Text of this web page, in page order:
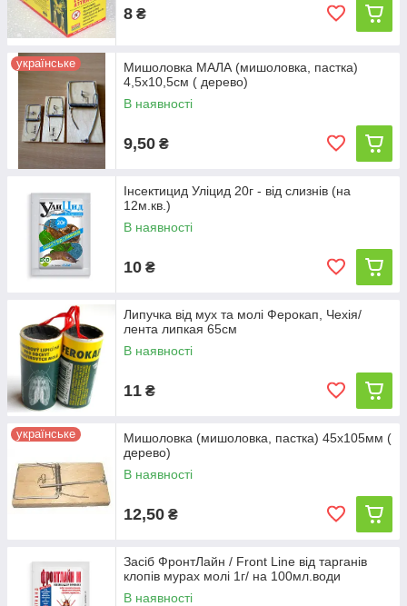
8 ₴
українське
Мишоловка МАЛА (мишоловка, пастка)
4,5х10,5см ( дерево)
В наявності
9,50 ₴
Інсектицид Уліцид 20г - від слизнів (на
12м.кв.)
В наявності
10 ₴
Липучка від мух та молі Ферокап, Чехія/
лента липкая 65см
В наявності
11 ₴
українське
Мишоловка (мишоловка, пастка) 45х105мм (
дерево)
В наявності
12,50 ₴
Засіб ФронтЛайн / Front Line від тарганів
клопів мурах молі 1г/ на 100мл.води
В наявності